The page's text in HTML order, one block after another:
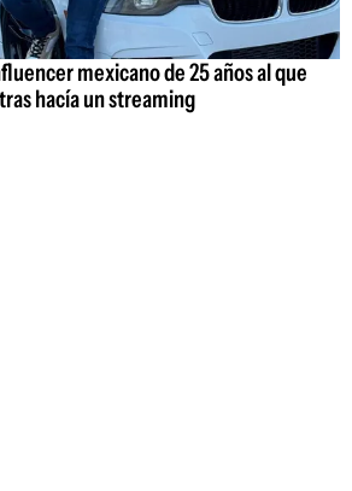
mexicano de 25 años al que
hacía un streaming